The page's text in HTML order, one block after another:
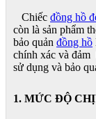
Chiếc đồng hồ
còn là sản phẩm
bảo quản đồng hồ
chính xác và đảm
sử dụng và bảo
1. MỨC ĐỘ